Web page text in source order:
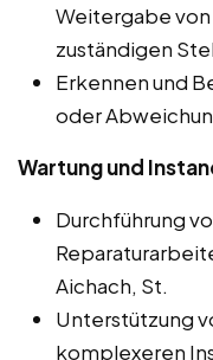
Weitergabe
zuständigen
Erkennen und
oder
Wartung und
Durchführung
Aichach, St.
Unterstützung
komplexeren